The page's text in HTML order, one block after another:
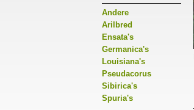
Andere
Arilbred
Ensata's
Germanica's
Louisiana's
Pseudacorus
Sibirica's
Spuria's